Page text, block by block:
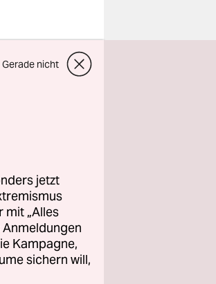
Gerade nicht
jetzt
mit „Alles
Kampagne,
sichern will,